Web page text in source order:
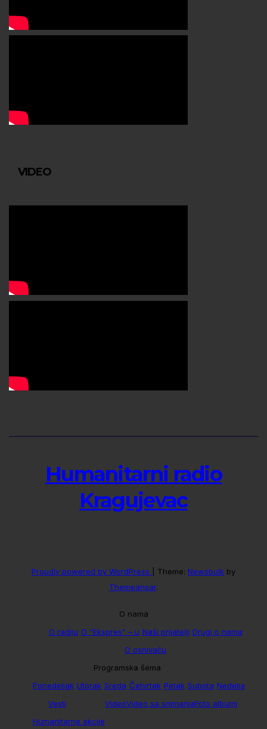
VIDEO
Humanitarni radio
Kragujevac
Proudly powered by WordPress Theme: Newsbulk by
Themeansar.
O nama
O radiju O “Ekspres” – u Naši prijatelji Drugi o nama
O osnivaču
Programska šema
Ponedeljak Utorak Sreda Četvrtak Petak Subota Nedelja
Vesti
Humanitarne akcije
VideoVideo sa snimanjaFoto albumi